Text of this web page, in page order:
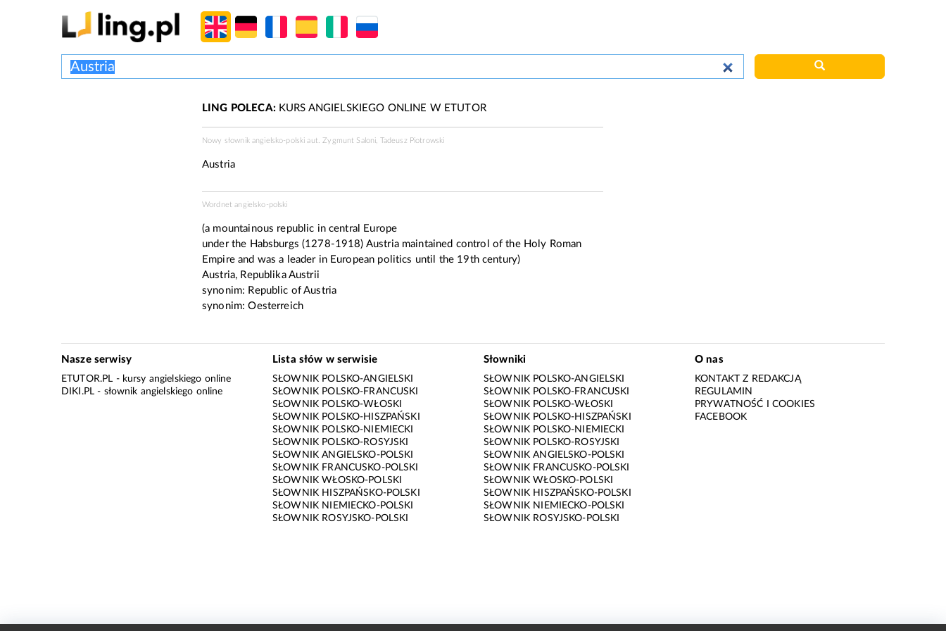
LING POLECA:KURS ANGIELSKIEGO ONLINE W ETUTOR
Nowy słownik angielsko-polski aut. Zygmunt Saloni, Tadeusz Piotrowski
Austria
Wordnet angielsko-polski
(a mountainous republic in central Europe
under the Habsburgs (1278-1918) Austriamaintained control of the Holy Roman
Empire and was a leader in European politics until the 19th century)
Austria, Republika Austrii
synonim: Republic of Austria
synonim:Oesterreich
Nasze serwisy
ETUTOR.PL - kursy angielskiego online
DIKI.PL - słownik angielskiego online
Lista słów w serwisie
SŁOWNIK POLSKO-ANGIELSKI
SŁOWNIK POLSKO-FRANCUSKI
SŁOWNIK POLSKO-WŁOSKI
SŁOWNIK POLSKO-HISZPAŃSKI
SŁOWNIK POLSKO-NIEMIECKI
SŁOWNIK POLSKO-ROSYJSKI
SŁOWNIK ANGIELSKO-POLSKI
SŁOWNIK FRANCUSKO-POLSKI
SŁOWNIK WŁOSKO-POLSKI
SŁOWNIK HISZPAŃSKO-POLSKI
SŁOWNIK NIEMIECKO-POLSKI
SŁOWNIK ROSYJSKO-POLSKI
Słowniki
SŁOWNIK POLSKO-ANGIELSKI
SŁOWNIK POLSKO-FRANCUSKI
SŁOWNIK POLSKO-WŁOSKI
SŁOWNIK POLSKO-HISZPAŃSKI
SŁOWNIK POLSKO-NIEMIECKI
SŁOWNIK POLSKO-ROSYJSKI
SŁOWNIK ANGIELSKO-POLSKI
SŁOWNIK FRANCUSKO-POLSKI
SŁOWNIK WŁOSKO-POLSKI
SŁOWNIK HISZPAŃSKO-POLSKI
SŁOWNIK NIEMIECKO-POLSKI
SŁOWNIK ROSYJSKO-POLSKI
O nas
KONTAKT Z REDAKCJĄ
REGULAMIN
PRYWATNOŚĆ I COOKIES
FACEBOOK